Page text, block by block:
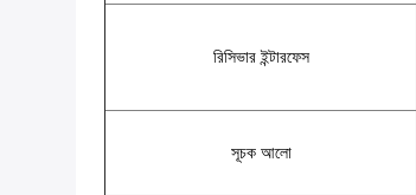
রিসিভার ইন্টারফেস
সূচক আলো